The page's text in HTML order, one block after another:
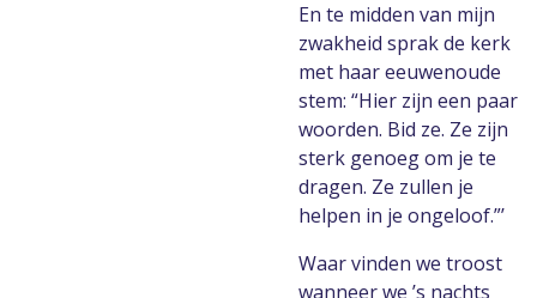
En te midden van mijn
zwakheid sprak de kerk
met haar eeuwenoude
stem: “Hier zijn een paar
woorden. Bid ze. Ze zijn
sterk genoeg om je te
dragen. Ze zullen je
helpen in je ongeloof.”’
Waar vinden we troost
wanneer we ’s nachts